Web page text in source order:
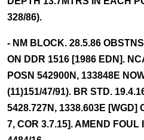
328/86).
- NM BLOCK. 28.5.86
ON DDR 1516 [1986 EDN].
POSN 542900N, 133848E
(11)151/47/91). BR STD.
5428.727N, 1338.603E [WGD]
7, COR 3.7.15]. AMEND FOUL